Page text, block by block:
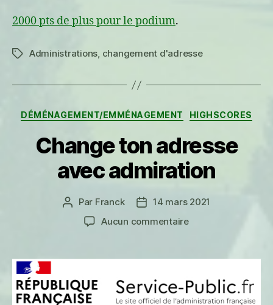
2000 pts de plus pour le podium.
Étiquettes
Administrations, changement d'adresse
Catégories
DÉMÉNAGEMENT/EMMÉNAGEMENT HIGHSCORES
Change ton adresse
avec admiration
Auteur
l’article
Par Franck
Date14 mars 2021
Aucun commentairesur
adresse
admiration